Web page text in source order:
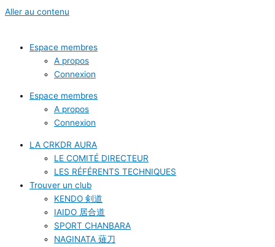
Aller au contenu
Espace membres
A propos
Connexion
Espace membres
A propos
Connexion
LA CRKDR AURA
LE COMITÉ DIRECTEUR
LES RÉFÉRENTS TECHNIQUES
Trouver un club
KENDO 剣道
IAIDO 居合道
SPORT CHANBARA
NAGINATA 薙刀